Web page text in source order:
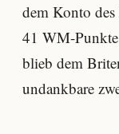
dem Konto
41 WM-
blieb dem
undankbare